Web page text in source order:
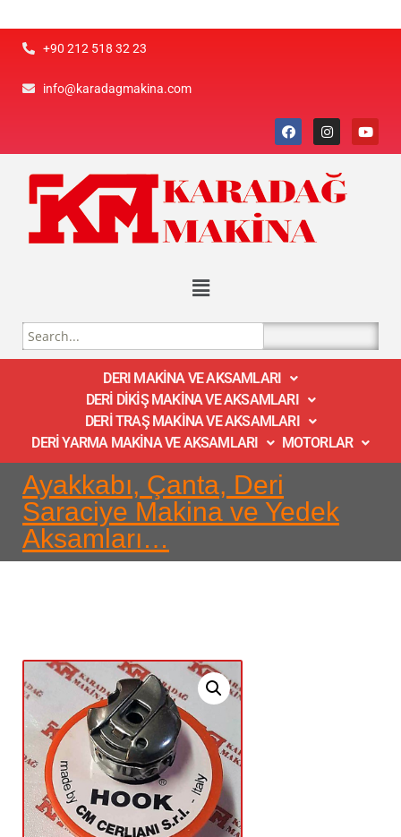
+90 212 518 32 23
info@karadagmakina.com
DERI MAKİNA VE AKSAMLARI
DERİ DİKİŞ MAKİNA VE AKSAMLARI
DERİ TRAŞ MAKİNA VE AKSAMLARI
DERİ YARMA MAKİNA VE AKSAMLARI
MOTORLAR
Ayakkabı, Çanta, Deri
Saraciye Makina ve Yedek
Aksamları…